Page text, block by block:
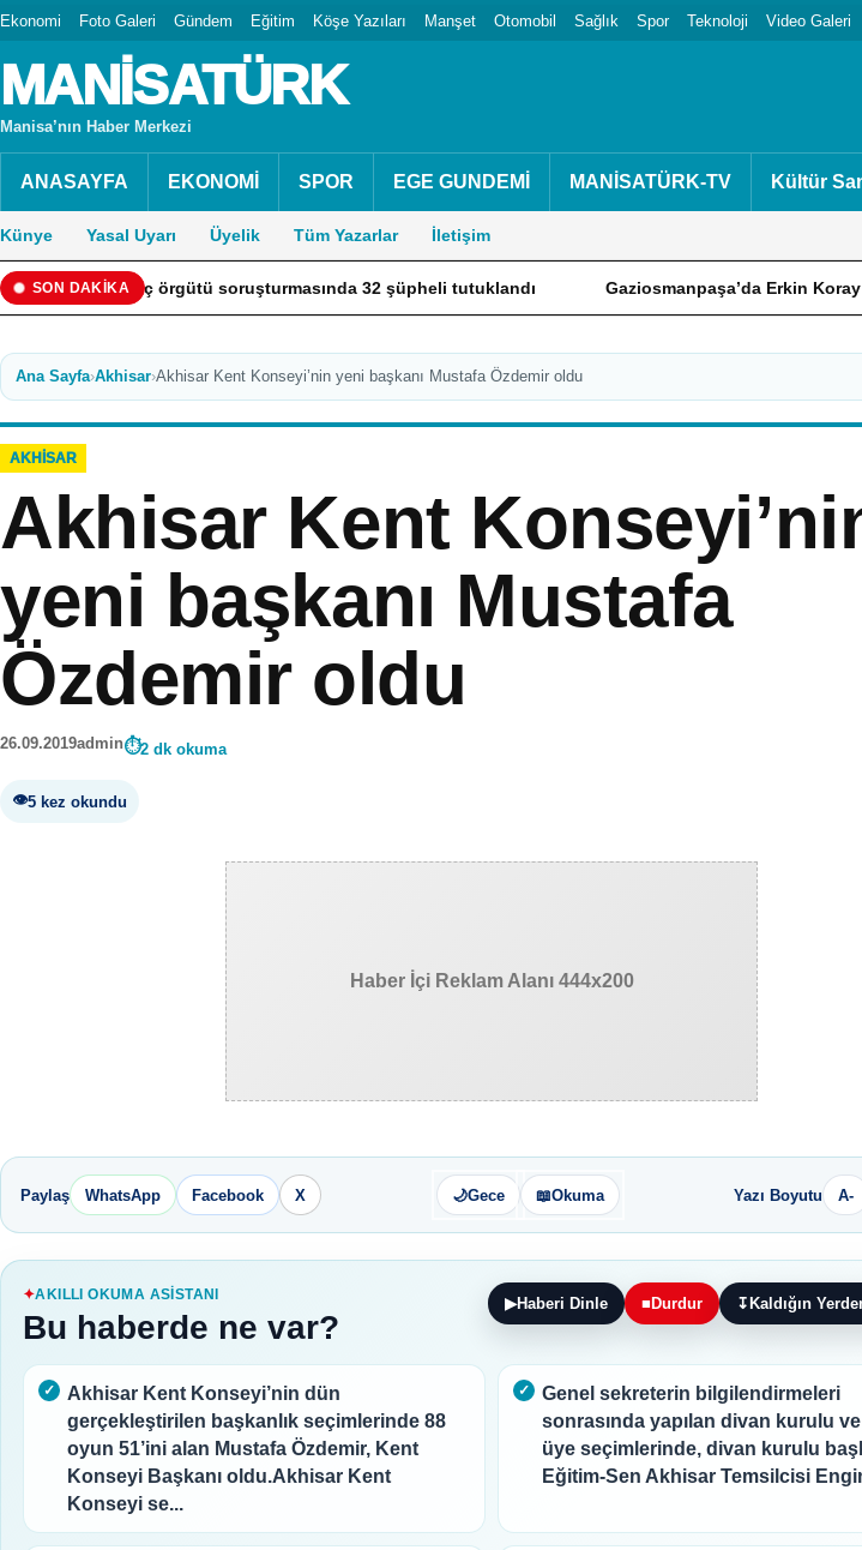
Ekonomi Foto Galeri Gündem Eğitim Köşe Yazıları Manşet Otomobil Sağlık Spor Teknoloji Video Galeri
MANİSATÜRK
Manisa’nın Haber Merkezi
ANASAYFA EKONOMİ SPOR EGE GUNDEMİ MANİSATÜRK-TV Kültür
Künye Yasal Uyarı Üyelik Tüm Yazarlar İletişim
SON DAKİKA
suç örgütü soruşturmasında 32 şüpheli tutuklandı Gaziosmanpaşa’da Erkin Koray vefatının
Ana Sayfa›Akhisar›Akhisar Kent Konseyi’nin yeni başkanı Mustafa Özdemir oldu
AKHISAR
Akhisar Kent
yeni başkanı Mustafa
Özdemir oldu
26.09.2019admin 2 dk okuma
5 kez okundu
Haber İçi Reklam Alanı 444x200
Paylaş WhatsApp Facebook X 🌙Gece 📖Okuma Yazı Boyutu A-
AKILLI OKUMA ASISTANI
Bu haberde ne var?
▶Haberi Dinle ■ Durdur ↧ Kaldığın
Akhisar Kent Konseyi’nin dün
gerçekleştirilen başkanlık seçimlerinde 88
oyun 51’ini alan Mustafa Özdemir, Kent
Konseyi Başkanı oldu.Akhisar Kent
Konseyi se...
Genel sekreterin bilgilendirmeleri
sonrasında yapılan divan kurulu
üye seçimlerinde, divan kurulu
Eğitim-Sen Akhisar Temsilcisi